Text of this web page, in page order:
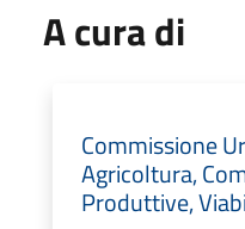
A cura di
Commissione
Agricoltura,
Produttive,